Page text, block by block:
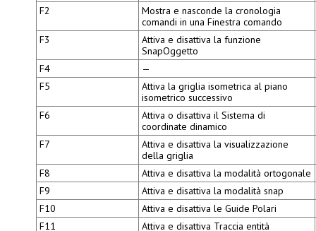
F2
Mostra e nasconde la cronologia
comandi in unaFinestra comando
F3
Attiva e disattiva la funzione
SnapOggetto
F4
—
F5
Attiva la griglia isometrica al piano
isometrico successivo
F6
Attiva o disattiva ilSistema di
coordinate dinamico
F7
Attiva e disattiva la visualizzazione
della griglia
F8
Attiva e disattiva la modalità ortogonale
F9
Attiva e disattiva la modalità snap
F10
Attiva e disattiva leGuide Polari
F11
Attiva e disattiva Traccia entità